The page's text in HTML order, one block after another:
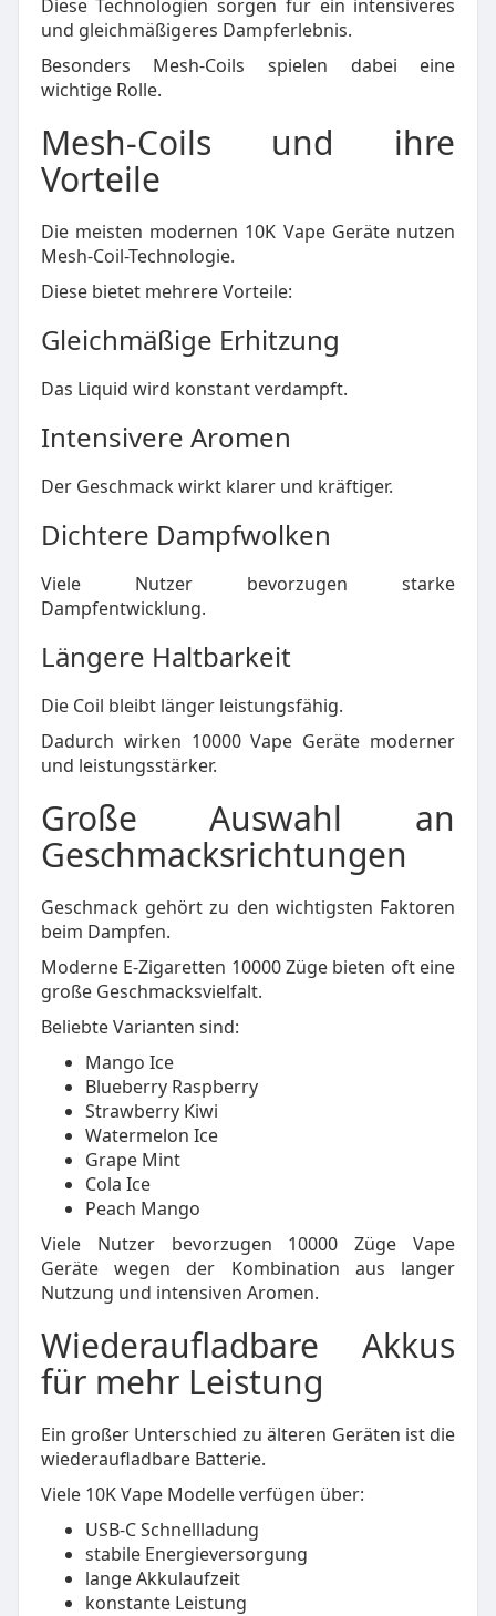
Diese Technologien sorgen für ein intensiveres
und gleichmäßigeres Dampferlebnis.
Besonders Mesh-Coils spielen dabei eine
wichtige Rolle.
Mesh-Coils und ihre
Vorteile
Die meisten modernen 10K Vape Geräte nutzen
Mesh-Coil-Technologie.
Diese bietet mehrere Vorteile:
Gleichmäßige Erhitzung
Das Liquid wird konstant verdampft.
Intensivere Aromen
Der Geschmack wirkt klarer und kräftiger.
Dichtere Dampfwolken
Viele Nutzer bevorzugen starke
Dampfentwicklung.
Längere Haltbarkeit
Die Coil bleibt länger leistungsfähig.
Dadurch wirken 10000 Vape Geräte moderner
und leistungsstärker.
Große Auswahl an
Geschmacksrichtungen
Geschmack gehört zu den wichtigsten Faktoren
beim Dampfen.
Moderne E-Zigaretten 10000 Züge bieten oft eine
große Geschmacksvielfalt.
Beliebte Varianten sind:
Mango Ice
Blueberry Raspberry
Strawberry Kiwi
Watermelon Ice
Grape Mint
Cola Ice
Peach Mango
Viele Nutzer bevorzugen 10000 Züge Vape
Geräte wegen der Kombination aus langer
Nutzung und intensiven Aromen.
Wiederaufladbare Akkus
für mehr Leistung
Ein großer Unterschied zu älteren Geräten ist die
wiederaufladbare Batterie.
Viele 10K Vape Modelle verfügen über:
USB-C Schnellladung
stabile Energieversorgung
lange Akkulaufzeit
konstante Leistung